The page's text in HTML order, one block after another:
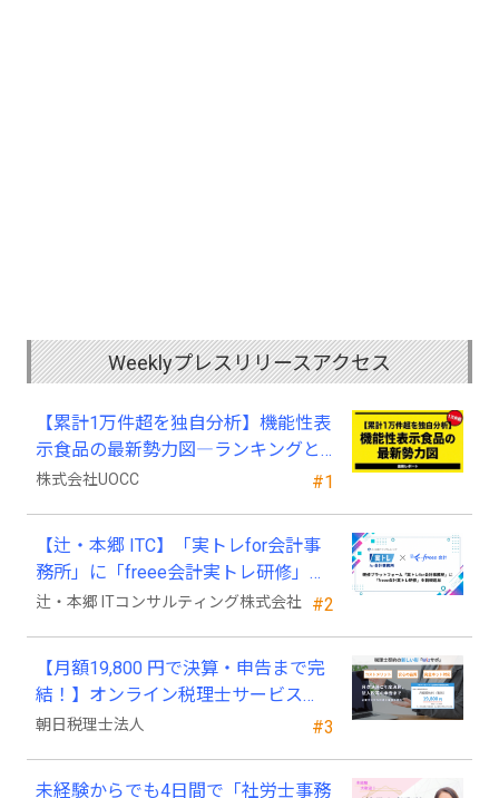
Weeklyプレスリリースアクセス
#1
【累計1万件超を独自分析】機能性表
示食品の最新勢力図―ランキングと
2025年4月以降の変化
株式会社UOCC
#2
【辻・本郷 ITC】「実トレfor会計事
務所」に「freee会計実トレ研修」を
新規追加
辻・本郷 ITコンサルティング株式会社
#3
【月額19,800 円で決算・申告まで完
結！】オンライン税理士サービス
「Wiz サポ」
朝日税理士法人
未経験からでも4日間で「社労士事務